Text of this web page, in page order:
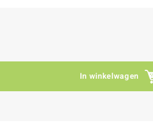
In winkelwagen